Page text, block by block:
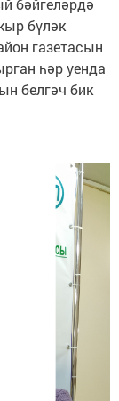
бүләк
газетасын
һәр уенда
белгәч бик